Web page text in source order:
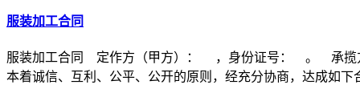
服装加工合同
服装加工合同 定作方（甲方）： ，身份证号： 。 承揽
本着诚信、互利、公平、公开的原则，经充分协商，达成如下